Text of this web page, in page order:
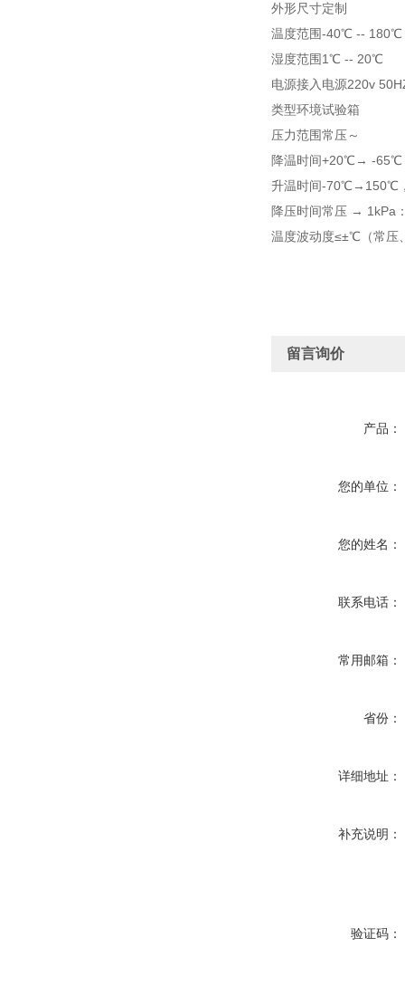
外形尺寸定制
温度范围-40℃ -- 180℃
湿度范围1℃ -- 20℃
电源接入电源220v
类型环境试验箱
压力范围常压～
降温时间+20℃→ -65℃
升温时间-70℃→150℃
降压时间常压 → 1kPa
温度波动度≤±℃（常压
留言询价
产品：
您的单位：
您的姓名：
联系电话：
常用邮箱：
省份：
详细地址：
补充说明：
验证码：